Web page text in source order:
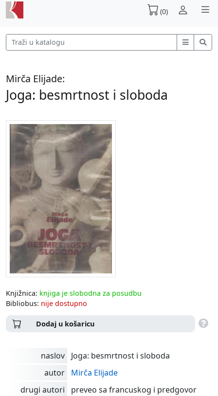
(0)
Mirča Elijade:
Joga: besmrtnost i sloboda
Knjižnica: knjiga je slobodna za posudbu
Bibliobus: nije dostupno
Dodaj u košaricu
naslov
Joga: besmrtnost i sloboda
autor
Mirča Elijade
drugi autori
preveo sa francuskog i predgovor